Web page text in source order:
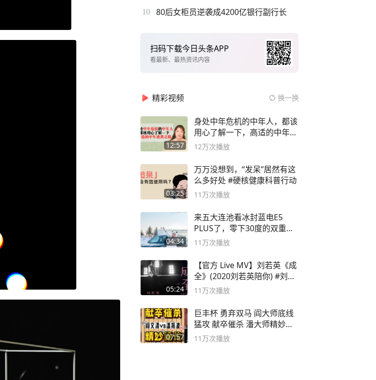
10 80后女柜员逆袭成4200亿银行副行长
扫码下载今日头条APP
看最新、最热资讯内容
精彩视频 换一换
12:57
身处中年危机的中年人，都该
用心了解一下，高适的中年逆
袭之路
12万次播放
03:25
万万没想到，“发呆”居然有这
么多好处 #硬核健康科普行动
11万次播放
04:34
来五大连池看冰封蓝电E5
PLUS了，零下30度的双重冰
封40小时全录
11万次播放
05:24
【官方 Live MV】刘若英《成
全》(2020刘若英陪你) #刘若
英 #成全
11万次播放
07:57
巨丰杯 勇弃双马 阎大师底线
猛攻 献卒催杀 潘大师精妙入
局
11万次播放